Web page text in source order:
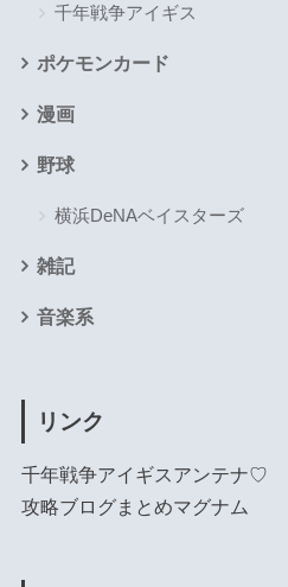
千年戦争アイギス
ポケモンカード
漫画
野球
横浜DeNAベイスターズ
雑記
音楽系
リンク
千年戦争アイギスアンテナ♡
攻略ブログまとめマグナム